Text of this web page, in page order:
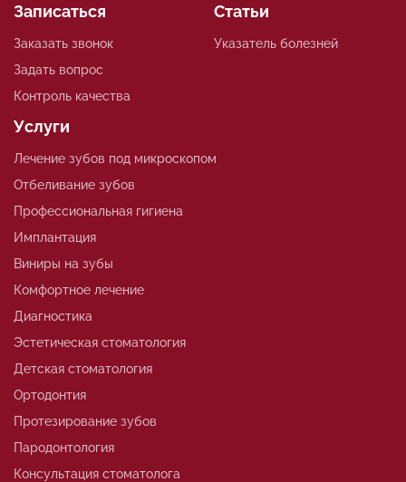
Услуги
Лечение зубов под микроскопом
Отбеливание зубов
Профессиональная гигиена
Имплантация
Виниры на зубы
Комфортное лечение
Диагностика
Эстетическая стоматология
Детская стоматология
Ортодонтия
Протезирование зубов
Пародонтология
Консультация стоматолога
Статьи
Указатель болезней
Записаться
Заказать звонок
Задать вопрос
Контроль качества